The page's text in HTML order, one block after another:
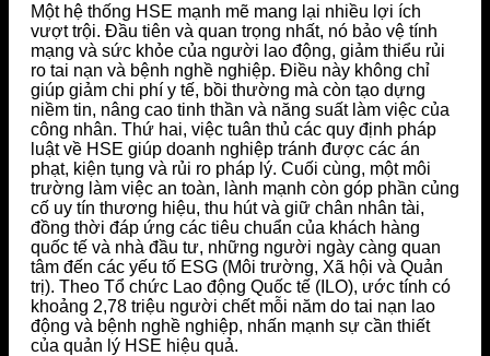
Một hệ thống HSE mạnh mẽ mang lại nhiều lợi ích
vượt trội. Đầu tiên và quan trọng nhất, nó bảo vệ tính
mạng và sức khỏe của người lao động, giảm thiểu rủi
ro tai nạn và bệnh nghề nghiệp. Điều này không chỉ
giúp giảm chi phí y tế, bồi thường mà còn tạo dựng
niềm tin, nâng cao tinh thần và năng suất làm việc của
công nhân. Thứ hai, việc tuân thủ các quy định pháp
luật về HSE giúp doanh nghiệp tránh được các án
phạt, kiện tụng và rủi ro pháp lý. Cuối cùng, một môi
trường làm việc an toàn, lành mạnh còn góp phần củng
cố uy tín thương hiệu, thu hút và giữ chân nhân tài,
đồng thời đáp ứng các tiêu chuẩn của khách hàng
quốc tế và nhà đầu tư, những người ngày càng quan
tâm đến các yếu tố ESG (Môi trường, Xã hội và Quản
trị). Theo Tổ chức Lao động Quốc tế (ILO), ước tính có
khoảng 2,78 triệu người chết mỗi năm do tai nạn lao
động và bệnh nghề nghiệp, nhấn mạnh sự cần thiết
của quản lý HSE hiệu quả.